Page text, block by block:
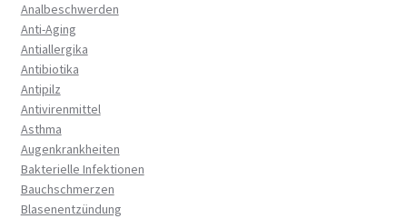
Analbeschwerden
Anti-Aging
Antiallergika
Antibiotika
Antipilz
Antivirenmittel
Asthma
Augenkrankheiten
Bakterielle Infektionen
Bauchschmerzen
Blasenentzündung